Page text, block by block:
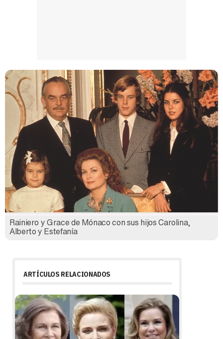
Rainiero y Grace de Mónaco con sus hijos Carolina,
Alberto y Estefanía
ARTÍCULOS RELACIONADOS